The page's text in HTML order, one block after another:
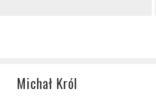
Michał Król